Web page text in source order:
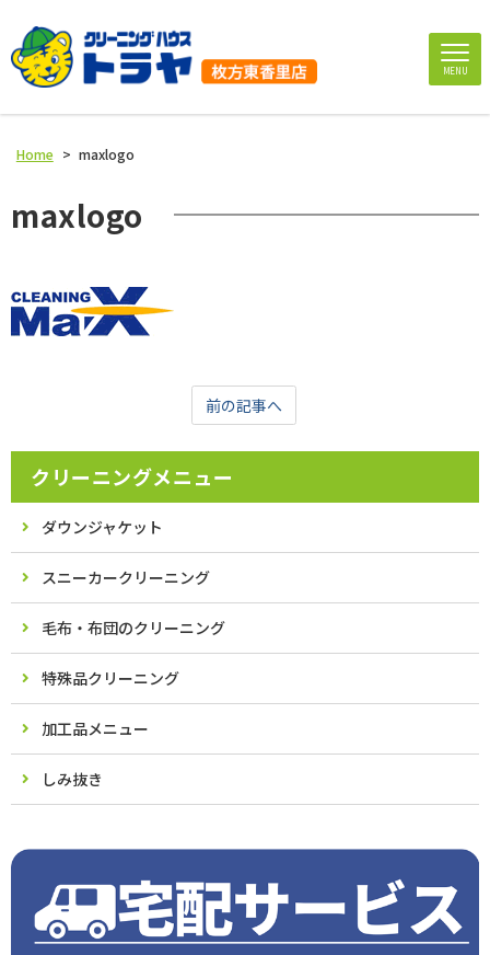
MENU
Home > maxlogo
maxlogo
前の記事へ
クリーニングメニュー
ダウンジャケット
スニーカークリーニング
毛布・布団のクリーニング
特殊品クリーニング
加工品メニュー
しみ抜き